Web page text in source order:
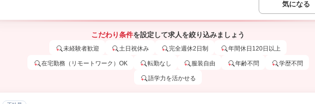
気になる
こだわり条件を設定して求人を絞り込みましょう
未経験者歓迎 土日祝休み 完全週休2日制 年間休日120日以上
在宅勤務（リモートワーク）OK 転勤なし 服装自由 年齢不問 学歴不問
語学力を活かせる